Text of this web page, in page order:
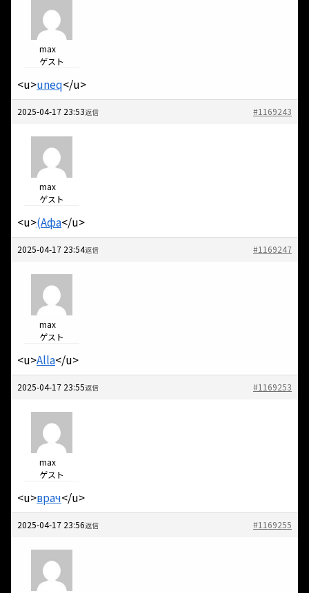
max
ゲスト
<u>uneq</u>
2025-04-17 23:53 #1169243
返信
max
ゲスト
<u>(Афа</u>
2025-04-17 23:54 #1169247
返信
max
ゲスト
<u>Alla</u>
2025-04-17 23:55 #1169253
返信
max
ゲスト
<u>врач</u>
2025-04-17 23:56 #1169255
返信